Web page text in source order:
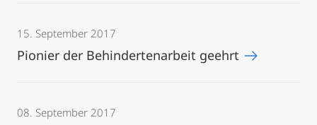
15. September 2017
Pionier der Behindertenarbeit geehrt
08. September 2017